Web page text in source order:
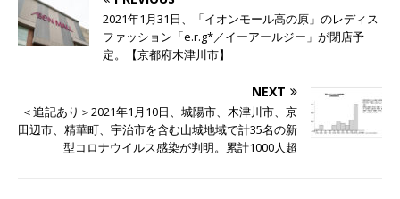
2021年1月31日、「イオンモール高の原」のレディス
ファッション「e.r.g*／イーアールジー」が閉店予
定。【京都府木津川市】
NEXT
＜追記あり＞2021年1月10日、城陽市、木津川市、京
田辺市、精華町、宇治市を含む山城地域で計35名の新
型コロナウイルス感染が判明。累計1000人超